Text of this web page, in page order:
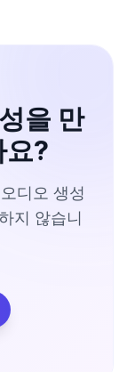
을 만
요?
디오 생성
지 않습니